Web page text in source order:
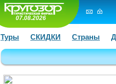
07.08.2026
Туры СКИДКИ Страны